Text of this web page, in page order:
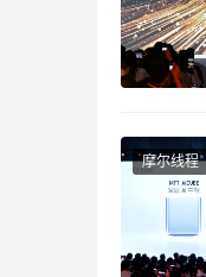
摩尔线程